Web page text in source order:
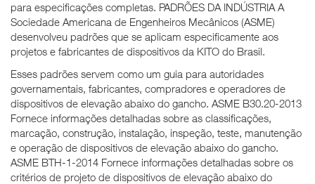
para especificações completas. PADRÕES DA INDÚSTRIA A
Sociedade Americana de Engenheiros Mecânicos (ASME)
desenvolveu padrões que se aplicam especificamente aos
projetos e fabricantes de dispositivos da KITO do Brasil.
Esses padrões servem como um guia para autoridades
governamentais, fabricantes, compradores e operadores de
dispositivos de elevação abaixo do gancho. ASME B30.20-2013
Fornece informações detalhadas sobre as classificações,
marcação, construção, instalação, inspeção, teste, manutenção
e operação de dispositivos de elevação abaixo do gancho.
ASME BTH-1-2014 Fornece informações detalhadas sobre os
critérios de projeto de dispositivos de elevação abaixo do